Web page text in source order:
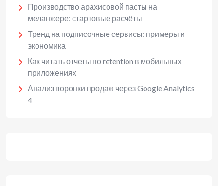
Производство арахисовой пасты на
меланжере: стартовые расчёты
Тренд на подписочные сервисы: примеры и
экономика
Как читать отчеты по retention в мобильных
приложениях
Анализ воронки продаж через Google Analytics
4